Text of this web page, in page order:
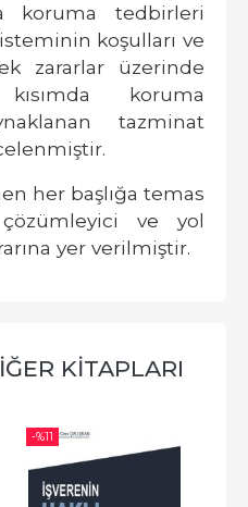
koruma tedbirleri
koşulları ve
zararlar üzerinde
koruma
tazminat
her başlığa temas
ve yol
yer verilmiştir.
KITAPLARI
-%11